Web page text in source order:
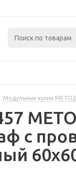
Модульные кухни МЕТОД
с